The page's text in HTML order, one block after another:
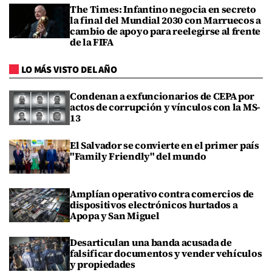
The Times: Infantino negocia en secreto
la final del Mundial 2030 con Marruecos a
cambio de apoyo para reelegirse al frente
de la FIFA
LO MÁS VISTO DEL AÑO
Condenan a exfuncionarios de CEPA por
actos de corrupción y vínculos con la MS-
13
El Salvador se convierte en el primer país
"Family Friendly" del mundo
Amplían operativo contra comercios de
dispositivos electrónicos hurtados a
Apopa y San Miguel
Desarticulan una banda acusada de
falsificar documentos y vender vehículos
y propiedades